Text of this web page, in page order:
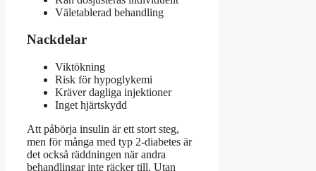
Väletablerad behandling
Nackdelar
Viktökning
Risk för hypoglykemi
Kräver dagliga injektioner
Inget hjärtskydd
Att påbörja insulin är ett stort steg,
men för många med typ 2-diabetes är
det också räddningen när andra
behandlingar inte räcker till. Utan